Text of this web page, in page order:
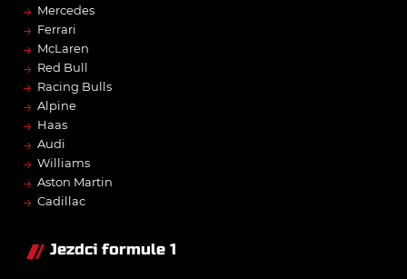
→ Mercedes
→ Ferrari
→ McLaren
→ Red Bull
→ Racing Bulls
→ Alpine
→ Haas
→ Audi
→ Williams
→ Aston Martin
→ Cadillac
Jezdci formule 1